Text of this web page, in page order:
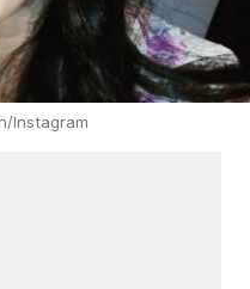
Instagram